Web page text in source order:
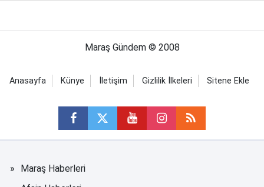
Maraş Gündem © 2008
Anasayfa Künye İletişim Gizlilik İlkeleri Sitene Ekle
Maraş Haberleri